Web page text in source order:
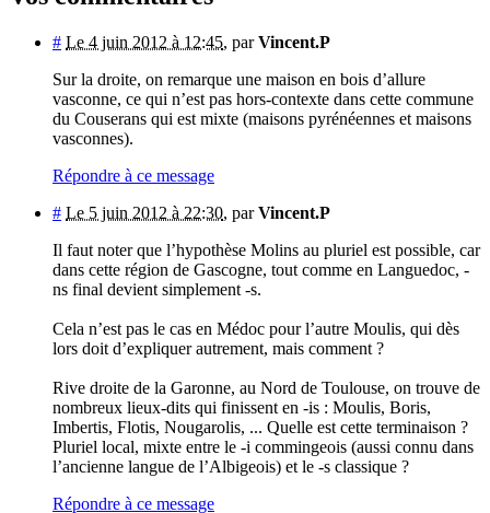
# Le 4 juin 2012 à 12:45, parVincent.P
Sur la droite, on remarque une maison en bois d’allure
vasconne, ce qui n’est pas hors-contexte dans cette commune
du Couserans qui est mixte (maisons pyrénéennes et maisons
vasconnes).
Répondre à ce message
# Le 5 juin 2012 à 22:30, parVincent.P
Il faut noter que l’hypothèse Molins au pluriel est possible, car
dans cette région de Gascogne, tout comme en Languedoc, -
ns final devient simplement -s.
Cela n’est pas le cas en Médoc pour l’autre Moulis, qui dès
lors doit d’expliquer autrement, mais comment ?
Rive droite de la Garonne, au Nord de Toulouse, on trouve de
nombreux lieux-dits qui finissent en -is : Moulis, Boris,
Imbertis, Flotis, Nougarolis, ... Quelle est cette terminaison ?
Pluriel local, mixte entre le -i commingeois (aussi connu dans
l’ancienne langue de l’Albigeois) et le -s classique ?
Répondre à ce message